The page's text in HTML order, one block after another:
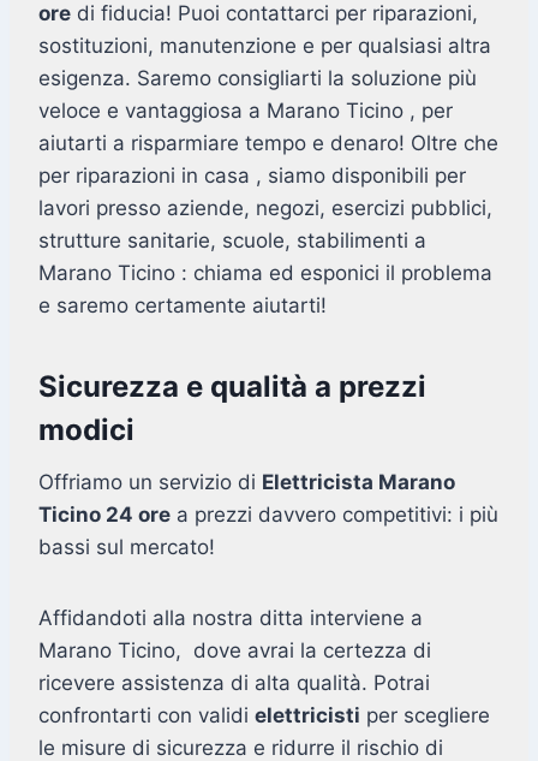
ore di fiducia! Puoi contattarci per riparazioni,
sostituzioni, manutenzione e per qualsiasi altra
esigenza. Saremo consigliarti la soluzione più
veloce e vantaggiosa a Marano Ticino , per
aiutarti a risparmiare tempo e denaro! Oltre che
per riparazioni in casa , siamo disponibili per
lavori presso aziende, negozi, esercizi pubblici,
strutture sanitarie, scuole, stabilimenti a
Marano Ticino : chiama ed esponici il problema
e saremo certamente aiutarti!
Sicurezza e qualità a prezzi
modici
Offriamo un servizio di Elettricista Marano
Ticino 24 ore a prezzi davvero competitivi: i più
bassi sul mercato!
Affidandoti alla nostra ditta interviene a
Marano Ticino, dove avrai la certezza di
ricevere assistenza di alta qualità. Potrai
confrontarti con validi elettricisti per scegliere
le misure di sicurezza e ridurre il rischio di